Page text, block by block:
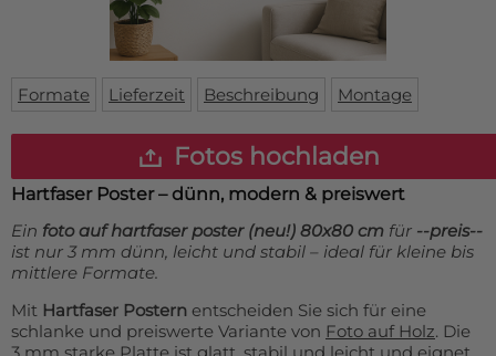
Bodenmatte
Custom skateboard deck
Formate Lieferzeit Beschreibung Montage
Fotos hochladen
Hartfaser Poster – dünn, modern & preiswert
Ein foto auf hartfaser poster (neu!) 80x80 cm für --preis--
ist nur 3 mm dünn, leicht und stabil – ideal für kleine bis
mittlere Formate.
Mit Hartfaser Postern entscheiden Sie sich für eine
schlanke und preiswerte Variante von Foto auf Holz. Die